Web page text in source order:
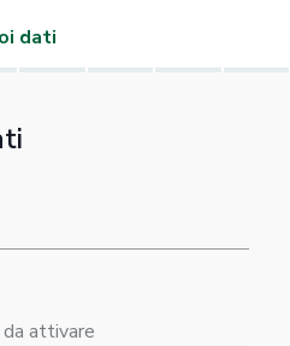
dati
attivare